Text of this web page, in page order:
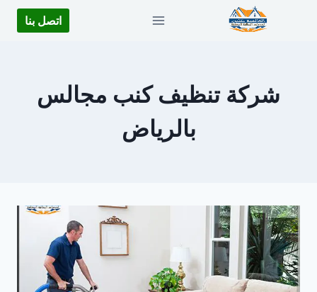
اتصل بنا
شركة تنظيف كنب مجالس
بالرياض